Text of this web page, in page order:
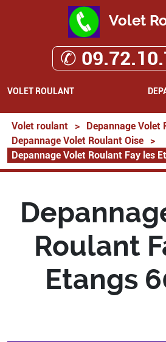
Volet
✆
VOLET ROULANT
Volet roulant > Depannage Volet
Depannage Volet Roulant Oise
>
Depannage Volet Roulant Fay les
Roulant
Etangs